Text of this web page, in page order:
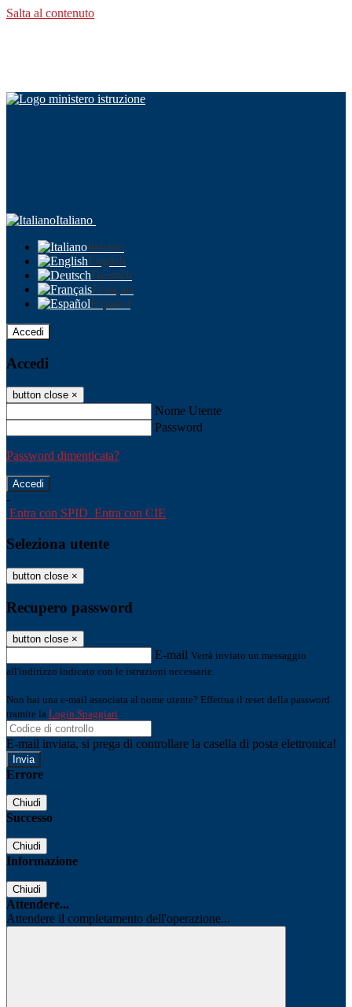
Salta al contenuto
Italiano
Italiano
English
Deutsch
Français
Español
Accedi
Accedi
button close ×
Nome Utente
Password
Password dimenticata?
-
Entra con SPID Entra con CIE
Seleziona utente
button close ×
Recupero password
button close ×
E-mail Verrà inviato un messaggio
all'indirizzo indicato con le istruzioni necessarie.
Non hai una e-mail associata al nome utente? Effettua il reset della password
tramite la Login Spaggiari
E-mail inviata, si prega di controllare la casella di posta elettronica!
Errore
Chiudi
Successo
Chiudi
Informazione
Chiudi
Attendere...
Attendere il completamento dell'operazione...